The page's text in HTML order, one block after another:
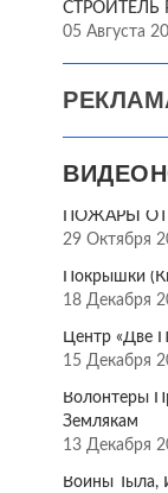
СТРОИТЕЛЬ
05 Августа
ПОЖАРЫ ОТ
29 Октября
Покрышки
18 Декабря
Центр «Две
15 Декабря
Волонтёры
Землякам
13 Декабря
Воины Тыла,